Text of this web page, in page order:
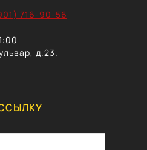
716-90-56
д.23.